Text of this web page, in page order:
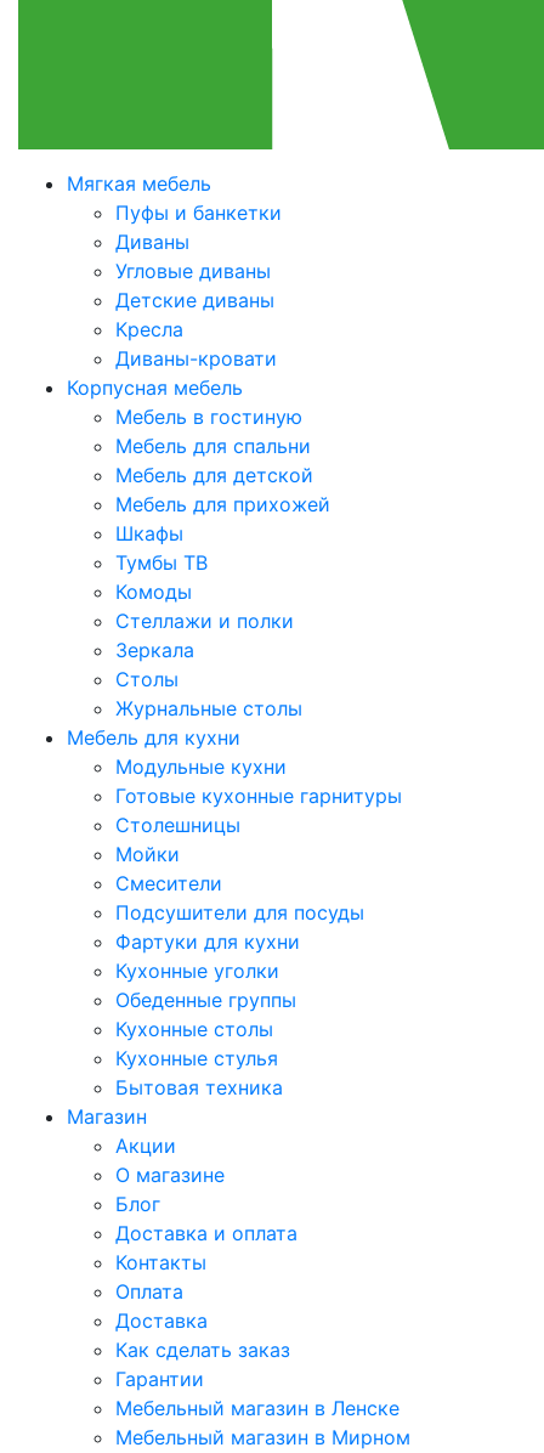
Мягкая мебель
Пуфы и банкетки
Диваны
Угловые диваны
Детские диваны
Кресла
Диваны-кровати
Корпусная мебель
Мебель в гостиную
Мебель для спальни
Мебель для детской
Мебель для прихожей
Шкафы
Тумбы ТВ
Комоды
Стеллажи и полки
Зеркала
Столы
Журнальные столы
Мебель для кухни
Модульные кухни
Готовые кухонные гарнитуры
Столешницы
Мойки
Смесители
Подсушители для посуды
Фартуки для кухни
Кухонные уголки
Обеденные группы
Кухонные столы
Кухонные стулья
Бытовая техника
Магазин
Акции
О магазине
Блог
Доставка и оплата
Контакты
Оплата
Доставка
Как сделать заказ
Гарантии
Мебельный магазин в Ленске
Мебельный магазин в Мирном